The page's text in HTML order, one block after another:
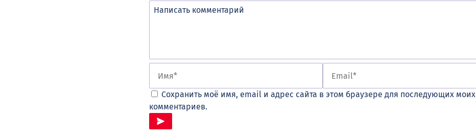
Сохранить моё имя, email и адрес сайта в этом браузере для последующих моих
комментариев.